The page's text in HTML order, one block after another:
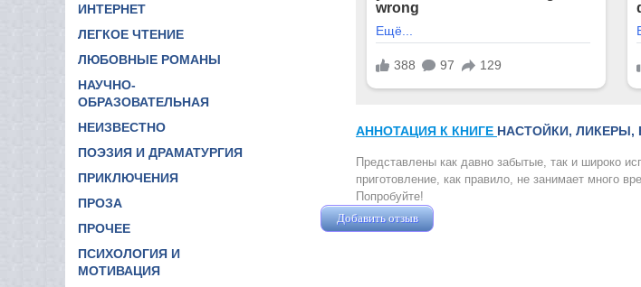
ИНТЕРНЕТ
ЛЕГКОЕ ЧТЕНИЕ
ЛЮБОВНЫЕ РОМАНЫ
НАУЧНО-
ОБРАЗОВАТЕЛЬНАЯ
НЕИЗВЕСТНО
ПОЭЗИЯ И ДРАМАТУРГИЯ
ПРИКЛЮЧЕНИЯ
ПРОЗА
ПРОЧЕЕ
ПСИХОЛОГИЯ И
МОТИВАЦИЯ
АННОТАЦИЯ К КНИГЕ НАСТОЙКИ, ЛИКЕРЫ,
Представлены как давно забытые, так и широко
приготовление, как правило, не занимает много
Попробуйте!
Добавить отзыв